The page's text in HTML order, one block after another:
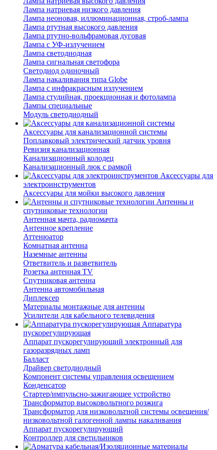
Лампа натриевая низкого давления
Лампа неоновая, иллюминационная, строб-лампа
Лампа ртутная высокого давления
Лампа ртутно-вольфрамовая дуговая
Лампа с УФ-излучением
Лампа светодиодная
Лампа сигнальная светофора
Светодиод одиночный
Лампа накаливания типа Globe
Лампа с инфракрасным излучением
Лампа студийная, проекционная и фотолампа
Лампы специальные
Модуль светодиодный
Аксессуары для канализационной системы
Поплавковый электрический датчик уровня
Ревизия канализационная
Канализационный колодец
Канализационный люк с рамкой
Аксессуары для
электроинструментов
Аксессуары для мойки высокого давления
Антенны и
спутниковые технологии
Антенная мачта, радиомачта
Антенное крепление
Аттенюатор
Комнатная антенна
Наземные антенны
Ответвитель и разветвитель
Розетка антенная TV
Спутниковая антенна
Антенна автомобильная
Диплексер
Материалы монтажные для антенны
Усилители для кабельного телевидения
Аппаратура
пускорегулирующая
Аппарат пускорегулирующий электронный для
газоразрядных ламп
Балласт
Драйвер светодиодный
Компонент системы управления освещением
Конденсатор
Стартер/импульсно-зажигающее устройство
Трансформатор высоковольтного розжига
Трансформатор для низковольтной системы освещения/
низковольтной галогенной лампы накаливания
Аппарат пускорегулирующий
Контроллер для светильников